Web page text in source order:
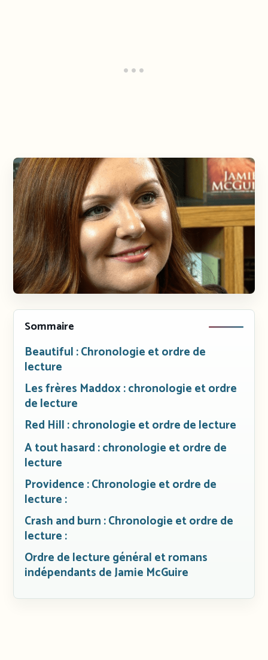
Sommaire
Beautiful : Chronologie et ordre de
lecture
Les frères Maddox : chronologie et ordre
de lecture
Red Hill : chronologie et ordre de lecture
A tout hasard : chronologie et ordre de
lecture
Providence : Chronologie et ordre de
lecture :
Crash and burn : Chronologie et ordre de
lecture :
Ordre de lecture général et romans
indépendants de Jamie McGuire